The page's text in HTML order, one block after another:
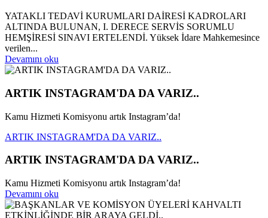
YATAKLI TEDAVİ KURUMLARI DAİRESİ KADROLARI
ALTINDA BULUNAN, I. DERECE SERVİS SORUMLU
HEMŞİRESİ SINAVI ERTELENDİ. Yüksek İdare Mahkemesince
verilen...
Devamını oku
ARTIK INSTAGRAM'DA DA VARIZ..
Kamu Hizmeti Komisyonu artık Instagram’da!
ARTIK INSTAGRAM'DA DA VARIZ..
ARTIK INSTAGRAM'DA DA VARIZ..
Kamu Hizmeti Komisyonu artık Instagram’da!
Devamını oku